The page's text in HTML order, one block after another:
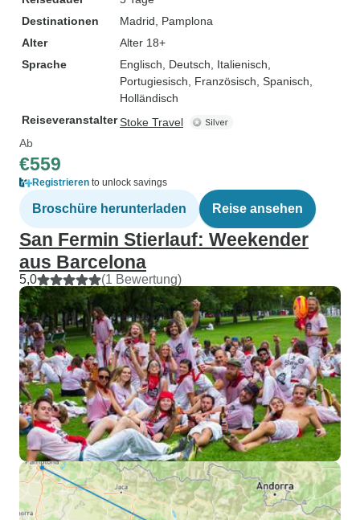
Destinationen
Madrid , Pamplona
Alter
Alter 18+
Sprache
Englisch, Deutsch, Italienisch,
Portugiesisch, Französisch, Spanisch,
Holländisch
ReiseveranstalterStoke Travel
Ab
€559
Registrieren to unlock savings
Broschüre herunterladen Reise ansehen
San Fermin Stierlauf: Weekender
aus Barcelona
5,0 (1 Bewertung)